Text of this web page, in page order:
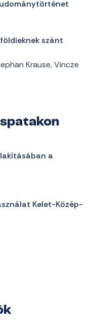
szánt
Krause, Vincze
a
Kelet-Közép-